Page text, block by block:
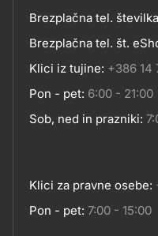
Kontakt
Brezplačna tel.
Brezplačna tel. št.
Klici iz tujine: +386 14
Pon - pet: 6:00 - 21:00
Sob, ned in prazniki:
Klici za pravne osebe:
Pon - pet: 7:00 - 15:00